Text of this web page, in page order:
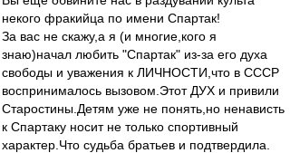
некого фракийца по имени Спартак!
За вас не скажу,а я (и многие,кого я
знаю)начал любить "Спартак" из-за его духа
свободы и уважения к ЛИЧНОСТИ,что в СССР
воспринималось вызовом.Этот ДУХ и привили
Старостины.Детям уже не понять,но ненависть
к Спартаку носит не только спортивный
характер.Что судьба братьев и подтвердила.